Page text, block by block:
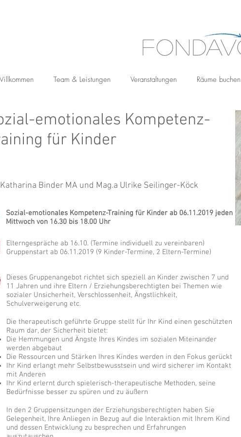
Team & Leistungen Veranstaltungen Räume buchen
emotionales Kompetenz-
für Kinder
Binder MA und Mag.a Ulrike Seilinger-Köck
Sozial-emotionales Kompetenz-Training für Kinder ab 06.11.2019 jeden
Mittwoch von 16.30 bis 18.00 Uhr
Elterngespräche ab 16.10. (Termine individuell zu vereinbaren)
Gruppenstart ab 06.11.2019 (9 Kinder-Termine, 2 Eltern-Termine)
Dieses Gruppenangebot richtet sich speziell an Kinder zwischen 7 und
11 Jahren und ihre Eltern / Erziehungsberechtigten bei Themen wie
sozialer Unsicherheit, Verschlossenheit, Ängstlichkeit,
Schulverweigerung etc.
Die therapeutisch geführte Gruppe stellt für Ihr Kind einen geschützten
Raum dar, der Sicherheit bietet:
Die Hemmungen und Ängste Ihres Kindes im sozialen Miteinander
werden abgebaut
Die Ressourcen und Stärken Ihres Kindes werden in den Fokus gerückt
Ihr Kind erlangt mehr Selbstbewusstsein und wird sicherer im Kontakt
mit Anderen
Ihr Kind erlernt durch spielerisch-therapeutische Methoden, seine
Bedürfnisse besser zu spüren und zu äußern
In den 2 Gruppensitzungen der Erziehungsberechtigten haben Sie
Gelegenheit, Ihre Anliegen in Bezug auf die Interaktion mit Ihrem Kind
und dessen Entwicklung zu besprechen und Erfahrungen